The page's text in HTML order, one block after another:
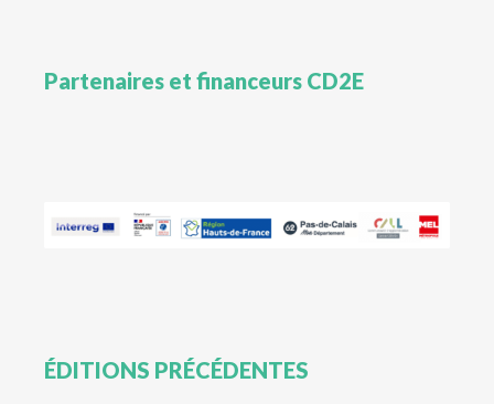
Partenaires et financeurs CD2E
ÉDITIONS PRÉCÉDENTES